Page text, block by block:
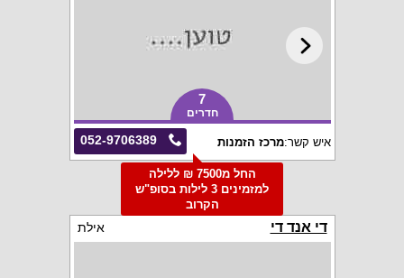
7
חדרים
052-9706389 איש קשר:מרכז הזמנות
החל מ7500 ₪ ללילה
למזמינים 3 לילות בסופ"ש
הקרוב
די אנד די אילת